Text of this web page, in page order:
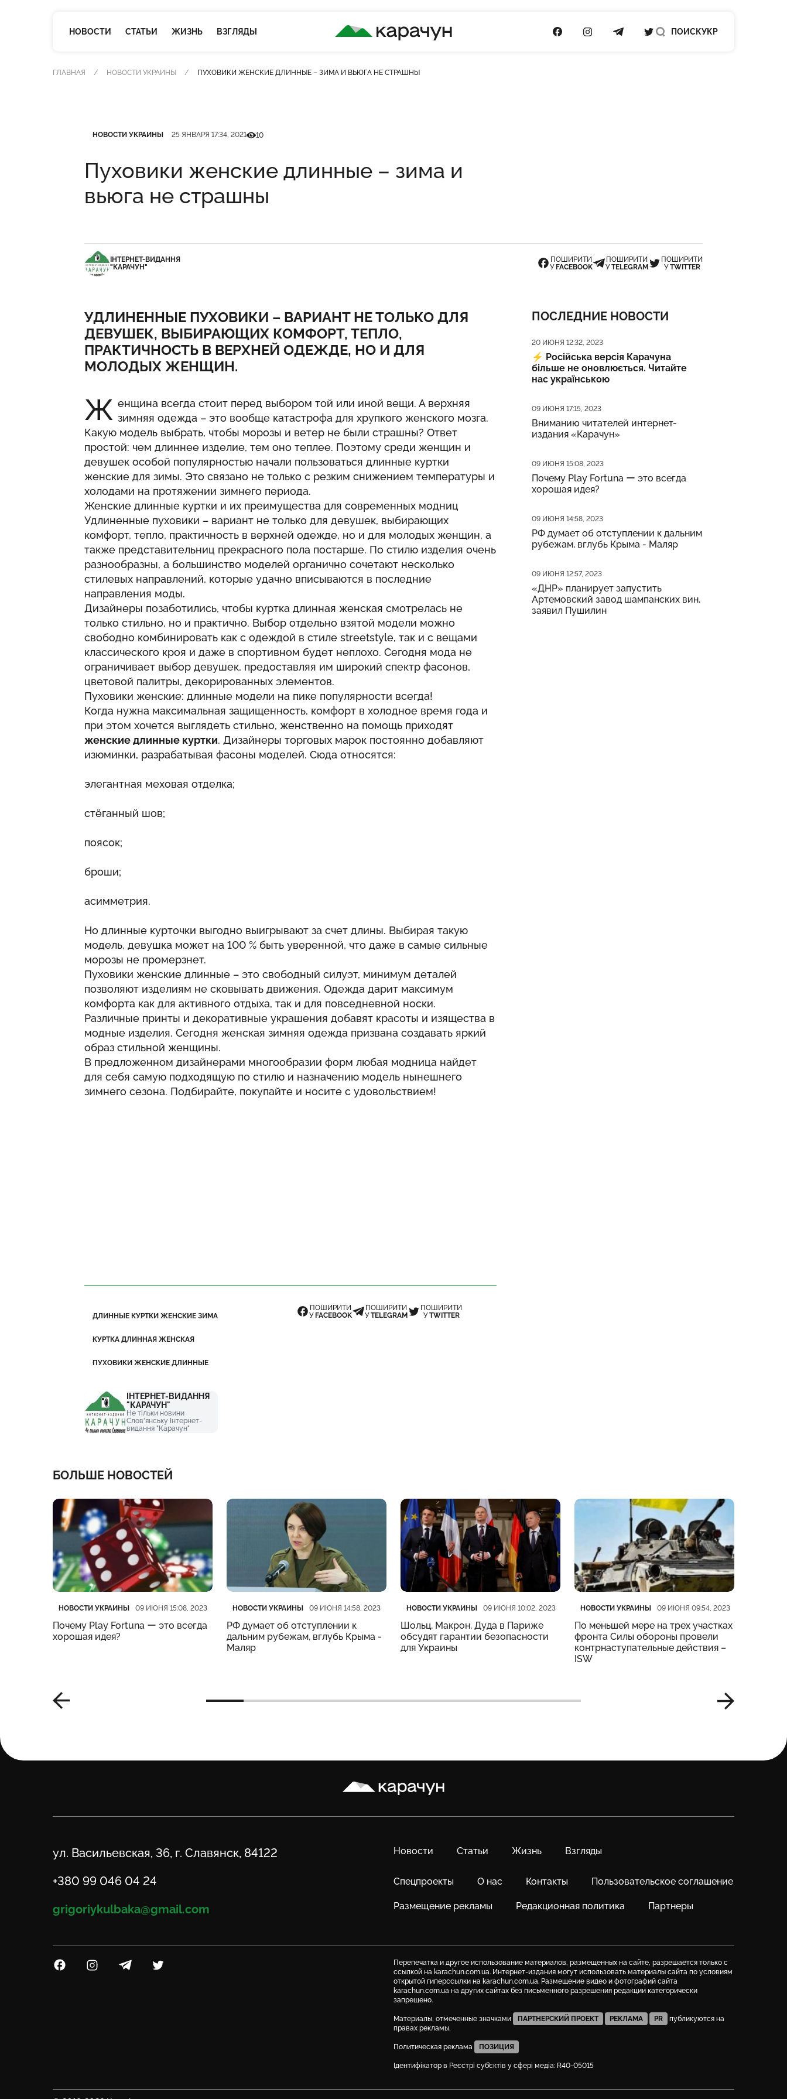
НОВОСТИ СТАТЬИ ЖИЗНЬ ВЗГЛЯДЫ
КАРАЧУН
ПОСИЛАННЯ НА FACEBOOK
ПОСИЛАННЯ НА INSTAGRAM
ПОСИЛАННЯ НА TELEGRAM
ПОСИЛАННЯ НА TWITTER
ПОИСКУКР
ГЛАВНАЯ НОВОСТИ УКРАИНЫ ПУХОВИКИ ЖЕНСКИЕ ДЛИННЫЕ – ЗИМА И ВЬЮГА НЕ СТРАШНЫ
НОВОСТИ УКРАИНЫ 25 ЯНВАРЯ 17:34, 2021Кількість переглядів
10
Пуховики женские длинные – зима и
вьюга не страшны
ІНТЕРНЕТ-ВИДАННЯ
"КАРАЧУН"
ПОШИРИТИ
У FACEBOOK
ПОШИРИТИ
УTELEGRAM
ПОШИРИТИ
УTWITTER
УДЛИНЕННЫЕ ПУХОВИКИ – ВАРИАНТ НЕ ТОЛЬКО ДЛЯ
ДЕВУШЕК, ВЫБИРАЮЩИХ КОМФОРТ, ТЕПЛО,
ПРАКТИЧНОСТЬ В ВЕРХНЕЙ ОДЕЖДЕ, НО И ДЛЯ
МОЛОДЫХ ЖЕНЩИН.
Ж енщина всегда стоит перед выбором той или иной вещи. А верхняя
зимняя одежда – это вообще катастрофа для хрупкого женского мозга.
Какую модель выбрать, чтобы морозы и ветер не были страшны? Ответ
простой: чем длиннее изделие, тем оно теплее. Поэтому среди женщин и
девушек особой популярностью начали пользоваться длинные куртки
женские для зимы. Это связано не только с резким снижением температуры и
холодами на протяжении зимнего периода.
Женские длинные куртки и их преимущества для современных модниц
Удлиненные пуховики – вариант не только для девушек, выбирающих
комфорт, тепло, практичность в верхней одежде, но и для молодых женщин, а
также представительниц прекрасного пола постарше. По стилю изделия очень
разнообразны, а большинство моделей органично сочетают несколько
стилевых направлений, которые удачно вписываются в последние
направления моды.
Дизайнеры позаботились, чтобы куртка длинная женская смотрелась не
только стильно, но и практично. Выбор отдельно взятой модели можно
свободно комбинировать как с одеждой в стиле streetstyle, так и с вещами
классического кроя и даже в спортивном будет неплохо. Сегодня мода не
ограничивает выбор девушек, предоставляя им широкий спектр фасонов,
цветовой палитры, декорированных элементов.
Пуховики женские: длинные модели на пике популярности всегда!
Когда нужна максимальная защищенность, комфорт в холодное время года и
при этом хочется выглядеть стильно, женственно на помощь приходят
женские длинные куртки. Дизайнеры торговых марок постоянно добавляют
изюминки, разрабатывая фасоны моделей. Сюда относятся:
элегантная меховая отделка;
стёганный шов;
поясок;
броши;
асимметрия.
Но длинные курточки выгодно выигрывают за счет длины. Выбирая такую
модель, девушка может на 100 % быть уверенной, что даже в самые сильные
морозы не промерзнет.
Пуховики женские длинные – это свободный силуэт, минимум деталей
позволяют изделиям не сковывать движения. Одежда дарит максимум
комфорта как для активного отдыха, так и для повседневной носки.
Различные принты и декоративные украшения добавят красоты и изящества в
модные изделия. Сегодня женская зимняя одежда призвана создавать яркий
образ стильной женщины.
В предложенном дизайнерами многообразии форм любая модница найдет
для себя самую подходящую по стилю и назначению модель нынешнего
зимнего сезона. Подбирайте, покупайте и носите с удовольствием!
ДЛИННЫЕ КУРТКИ ЖЕНСКИЕ ЗИМА
КУРТКА ДЛИННАЯ ЖЕНСКАЯ
ПУХОВИКИ ЖЕНСКИЕ ДЛИННЫЕ
ПОШИРИТИ
У FACEBOOK
ПОШИРИТИ
УTELEGRAM
ПОШИРИТИ
УTWITTER
ІНТЕРНЕТ-ВИДАННЯ
"КАРАЧУН"
Не тільки новини
Слов'янську Інтернет-
видання "Карачун"
ПОСЛЕДНИЕ НОВОСТИ
Дата публикации
20 ИЮНЯ 12:32, 2023
⚡️ Російська версія Карачуна
більше не оновлюється. Читайте
нас українською
Дата публикации
09 ИЮНЯ 17:15, 2023
Вниманию читателей интернет-
издания «Карачун»
Дата публикации
09 ИЮНЯ 15:08, 2023
Почему Play Fortuna ー это всегда
хорошая идея?
Дата публикации
09 ИЮНЯ 14:58, 2023
РФ думает об отступлении к дальним
рубежам, вглубь Крыма - Маляр
Дата публикации
09 ИЮНЯ 12:57, 2023
«ДНР» планирует запустить
Артемовский завод шампанских вин,
заявил Пушилин
БОЛЬШЕ НОВОСТЕЙ
Категория
НОВОСТИ УКРАИНЫ
Дата публикации 09 ИЮНЯ 15:08, 2023
Почему Play Fortuna ー это всегда
хорошая идея?
Категория
НОВОСТИ УКРАИНЫ
Дата публикации 09 ИЮНЯ 14:58, 2023
РФ думает об отступлении к
дальним рубежам, вглубь Крыма -
Маляр
Категория
НОВОСТИ УКРАИНЫ
Дата публикации 09 ИЮНЯ 10:02, 2023
Шольц, Макрон, Дуда в Париже
обсудят гарантии безопасности
для Украины
Категория
НОВОСТИ УКРАИНЫ
Дата публикации 09 ИЮНЯ 09:54, 2023
По меньшей мере на трех участках
фронта Силы обороны провели
контрнаступательные действия –
ISW
Карачун
Новости Статьи Жизнь Взгляды
Спецпроекты О нас Контакты Пользовательское соглашение
Размещение рекламы Редакционная политика Партнеры
Адрес
ул. Васильевская, 36, г. Славянск, 84122
Телефон
+380 99 046 04 24
Email
grigoriykulbaka@gmail.com
Посилання на Facebook
Посилання на Instagram
Посилання на Telegram
Посилання на Twitter
Перепечатка и другое использование материалов, размещенных на сайте, разрешается только с
ссылкой на karachun.com.ua. Интернет-издания могут использовать материалы сайта по условиям
открытой гиперссылки на karachun.com.ua. Размещение видео и фотографий сайта
karachun.com.ua на других сайтах без письменного разрешения редакции категорически
запрещено.
Материалы, отмеченные значками ПАРТНЕРСКИЙ ПРОЕКТ РЕКЛАМА PR
публикуются на
правах рекламы.
Политическая реклама ПОЗИЦИЯ
Ідентифікатор в Реєстрі суб’єктів у сфері медіа: R40-05015